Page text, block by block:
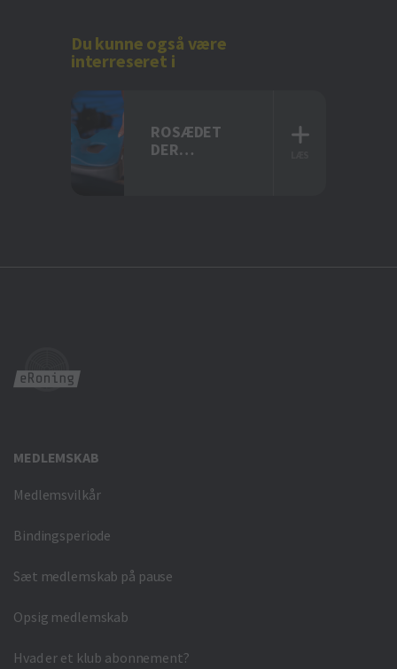
Du kunne også være
interreseret i
ROSÆDET
DER
MEDLEMSKAB
Medlemsvilkår
Bindingsperiode
Sæt medlemskab på pause
Opsig medlemskab
Hvad er et klub abonnement?